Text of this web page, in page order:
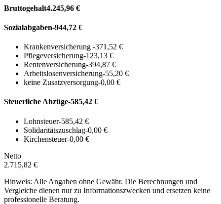
Bruttogehalt4.245,96 €
Sozialabgaben-944,72 €
Krankenversicherung -371,52 €
Pflegeversicherung-123,13 €
Rentenversicherung-394,87 €
Arbeitslosenversicherung-55,20 €
keine Zusatzversorgung-0,00 €
Steuerliche Abzüge-585,42 €
Lohnsteuer-585,42 €
Solidaritätszuschlag-0,00 €
Kirchensteuer-0,00 €
Netto
2.715,82 €
Hinweis: Alle Angaben ohne Gewähr. Die Berechnungen und
Vergleiche dienen nur zu Informationszwecken und ersetzen keine
professionelle Beratung.